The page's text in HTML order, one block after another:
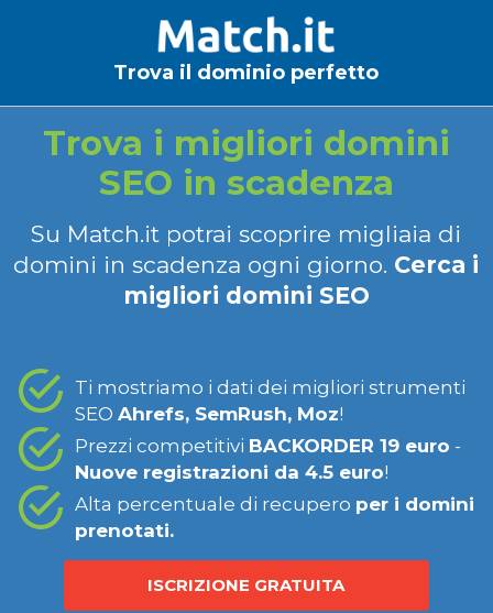
Trova il dominio perfetto
Trova i migliori domini
SEO in scadenza
Su Match.it potrai scoprire migliaia di
domini in scadenza ogni giorno. Cerca i
migliori domini SEO
Ti mostriamo i dati dei migliori strumenti
SEO Ahrefs, SemRush, Moz!
Prezzi competitivi BACKORDER 19 euro -
Nuove registrazioni da 4.5 euro!
Alta percentuale di recupero per i domini
prenotati.
ISCRIZIONE GRATUITA